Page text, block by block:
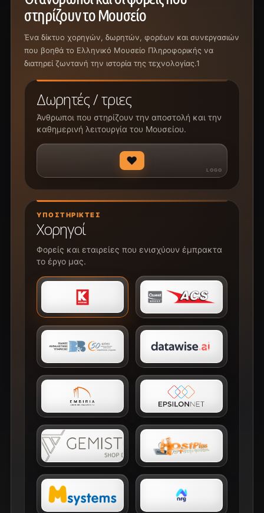
στηρίζουν το Μουσείο
Ένα δίκτυο χορηγών, δωρητών, φορέων και συνεργασιών
που βοηθά το Ελληνικό Μουσείο Πληροφορικής να
διατηρεί ζωντανή την ιστορία της τεχνολογίας.1
Δωρητές / τριες
Άνθρωποι που στηρίζουν την αποστολή και την
καθημερινή λειτουργία του Μουσείου.
♥
ΥΠΟΣΤΗΡΙΚΤΈΣ
Χορηγοί
Φορείς και εταιρείες που ενισχύουν έμπρακτα
το έργο μας.